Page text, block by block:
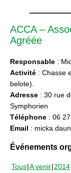
ACCA –
Agréée
Responsable :
Activité : Chasse
belote).
Adresse : 30 rue
Symphorien
Téléphone : 06
Email :
Événements
Tous A venir 2014